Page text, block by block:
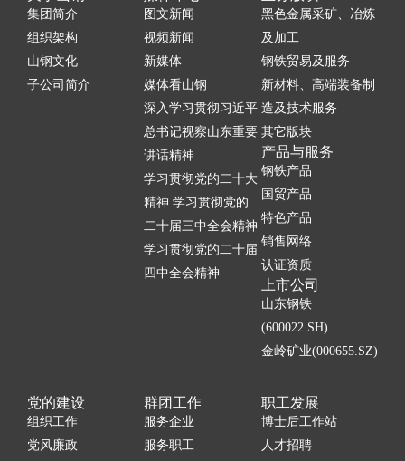
集团简介
组织架构
山钢文化
子公司简介
图文新闻
视频新闻
新媒体
媒体看山钢
深入学习贯彻习近平
总书记视察山东重要
讲话精神
学习贯彻党的二十大
精神 学习贯彻党的
二十届三中全会精神
学习贯彻党的二十届
四中全会精神
黑色金属采矿、冶炼
及加工
钢铁贸易及服务
新材料、高端装备制
造及技术服务
其它版块
产品与服务
钢铁产品
国贸产品
特色产品
销售网络
认证资质
上市公司
山东钢铁
(600022.SH)
金岭矿业(000655.SZ)
党的建设
组织工作
党风廉政
群团工作
服务企业
服务职工
职工发展
博士后工作站
人才招聘